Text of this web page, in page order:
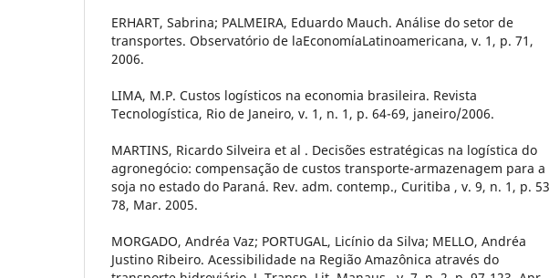
ERHART, Sabrina; PALMEIRA, Eduardo Mauch. Análise do setor de
transportes. Observatório de laEconomíaLatinoamericana, v. 1, p. 71,
2006.
LIMA, M.P. Custos logísticos na economia brasileira. Revista
Tecnologística, Rio de Janeiro, v. 1, n. 1, p. 64-69, janeiro/2006.
MARTINS, Ricardo Silveira et al . Decisões estratégicas na logística do
agronegócio: compensação de custos transporte-armazenagem para a
soja no estado do Paraná. Rev. adm. contemp., Curitiba , v. 9, n. 1, p.
78, Mar. 2005.
MORGADO, Andréa Vaz; PORTUGAL, Licínio da Silva; MELLO, Andréa
Justino Ribeiro. Acessibilidade na Região Amazônica através do